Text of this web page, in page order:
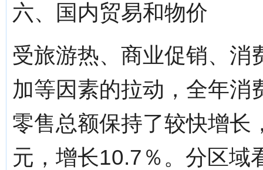
六、国内贸易和物价
受旅游热、商业促销、消
加等因素的拉动，全年消
零售总额保持了较快增长
元，增长10.7％。分区域